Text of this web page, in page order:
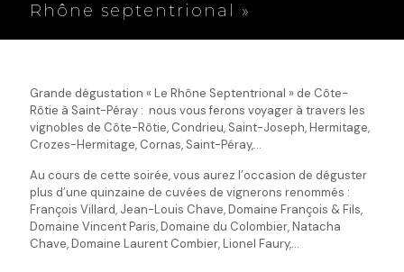
Rhône septentrional »
Grande dégustation « Le Rhône Septentrional » de Côte-
Rôtie à Saint-Péray : nous vous ferons voyager à travers les
vignobles de Côte-Rôtie, Condrieu, Saint-Joseph, Hermitage,
Crozes-Hermitage, Cornas, Saint-Péray,…
Au cours de cette soirée, vous aurez l’occasion de déguster
plus d’une quinzaine de cuvées de vignerons renommés :
François Villard, Jean-Louis Chave, Domaine François & Fils,
Domaine Vincent Paris, Domaine du Colombier, Natacha
Chave, Domaine Laurent Combier, Lionel Faury,…